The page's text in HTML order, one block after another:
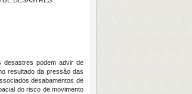
desastres podem advir de
resultado da pressão das
desabamentos de
do risco de movimento